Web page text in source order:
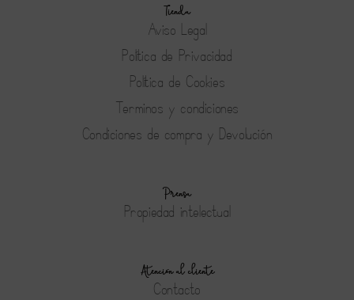
Tienda
Aviso Legal
Política de Privacidad
Política de Cookies
Terminos y condiciones
Condiciones de compra y Devolución
Prensa
Propiedad intelectual
Atención al cliente
Contacto